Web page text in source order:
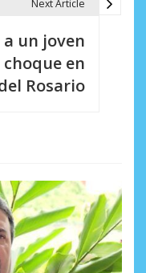
Next Article
un joven
en
Rosario